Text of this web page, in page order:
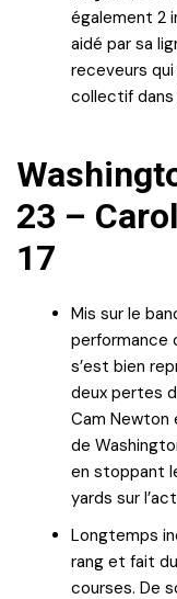
également 2
aidé par sa
receveurs
collectif dans
23 –
17
Mis sur le
performance
s’est bien
deux pertes
Cam Newton
de
en stoppant
yards sur
Longtemps
rang et fait
courses. De